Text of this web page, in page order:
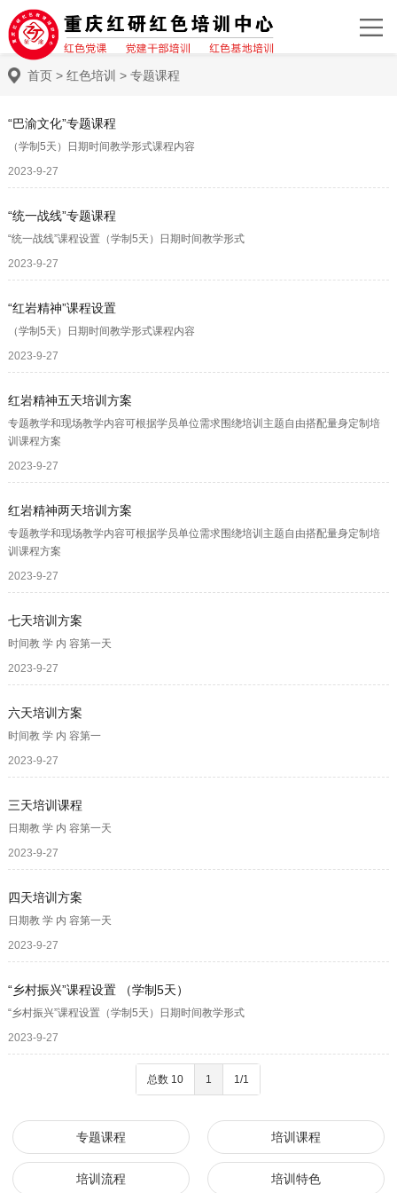
首页> 红色培训 > 专题课程
“巴渝文化”专题课程
（学制5天）日期时间教学形式课程内容
2023-9-27
“统一战线”专题课程
“统一战线”课程设置（学制5天）日期时间教学形式
2023-9-27
“红岩精神”课程设置
（学制5天）日期时间教学形式课程内容
2023-9-27
红岩精神五天培训方案
专题教学和现场教学内容可根据学员单位需求围绕培训主题自由搭配量身定制培
训课程方案
2023-9-27
红岩精神两天培训方案
专题教学和现场教学内容可根据学员单位需求围绕培训主题自由搭配量身定制培
训课程方案
2023-9-27
七天培训方案
时间教 学 内 容第一天
2023-9-27
六天培训方案
时间教 学 内 容第一
2023-9-27
三天培训课程
日期教 学 内 容第一天
2023-9-27
四天培训方案
日期教 学 内 容第一天
2023-9-27
“乡村振兴”课程设置 （学制5天）
“乡村振兴”课程设置（学制5天）日期时间教学形式
2023-9-27
总数 10 1 1/1
专题课程 培训课程
培训流程 培训特色